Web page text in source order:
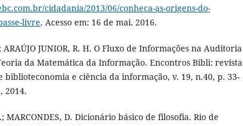
cidadania/2013/06/conheca-as-origens-do-
livre. Acesso em: 16 de mai. 2016.
ARAÚJO JUNIOR, R. H. O Fluxo de Informações na Auditoria
da Matemática da Informação. Encontros Bibli: revista
biblioteconomia e ciência da informação, v. 19, n.40, p. 33-
2014.
MARCONDES, D. Dicionário básico de filosofia. Rio de